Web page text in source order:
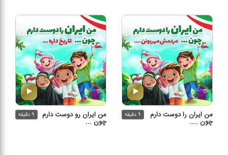
من ایران را دوست دارم
چون ....
۹ دقیقه من ایران رو دوست دارم
چون ...
۹ دقیقه